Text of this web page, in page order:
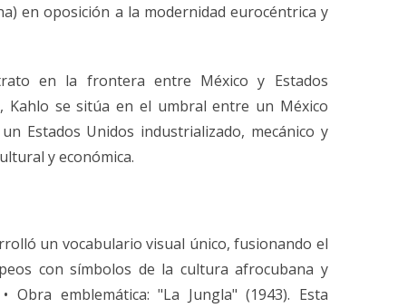
en oposición a la modernidad eurocéntrica y
en la frontera entre México y Estados
Kahlo se sitúa en el umbral entre un México
Estados Unidos industrializado, mecánico y
y económica.
un vocabulario visual único, fusionando el
con símbolos de la cultura afrocubana y
Obra emblemática: "La Jungla" (1943). Esta